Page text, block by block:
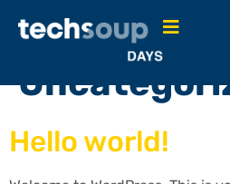
Categoria:
Hello world!